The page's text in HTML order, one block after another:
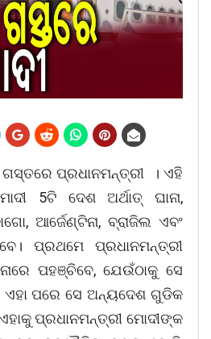
ପ୍ରଧାନମନ୍ତ୍ରୀ । ଏହି
5ଟି ଦେଶ ଅର୍ଥାତ୍ ଘାନା,
ଆର୍ଜେଣ୍ଟିନା, ବ୍ରାଜିଲ ଏବଂ
ପ୍ରଥମେ ପ୍ରଧାନମନ୍ତ୍ରୀ
ପହଞ୍ଚିବେ, ଯେଉଁଠାକୁ ସେ
ଏହା ପରେ ସେ ଅନ୍ୟଦେଶ ଗୁଡିକ
ପ୍ରଧାନମନ୍ତ୍ରୀ ମୋଦୀଙ୍କ